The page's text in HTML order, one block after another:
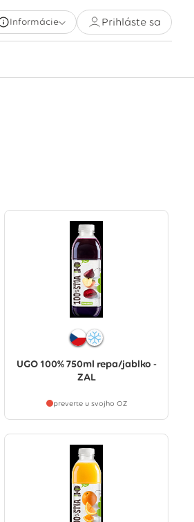
Informácie Prihláste sa
UGO 100% 750ml repa/jablko -
ZAL
preverte u svojho OZ